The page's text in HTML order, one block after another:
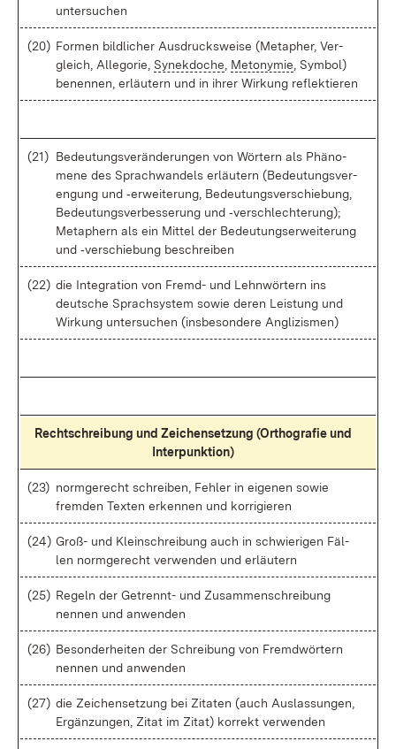
un­ter­su­chen
(20) For­men bild­li­cher Aus­drucks­wei­se (Me­ta­pher, Ver­
gleich, Al­le­go­rie, Sy­n­ek­do­che Me­t­ony­mie , Sym­bol)
be­nen­nen, er­läu­tern und in ih­rer Wir­kung re­flek­tie­ren
(21) Be­deu­tungs­ver­än­de­run­gen von Wör­tern als Phä­no­
me­ne des Sprach­wan­dels er­läu­tern (Be­deu­tungs­ver­
en­gung und ‑er­wei­te­rung, Be­deu­tungs­ver­schie­bung,
Be­deu­tungs­ver­bes­se­rung und ‑ver­schlech­te­rung);
Me­ta­phern als ein Mit­tel der Be­deu­tungs­er­wei­te­rung
und ‑ver­schie­bung be­schrei­ben
(22) die In­te­gra­ti­on von Fremd- und Lehn­wör­tern ins
deut­sche Sprach­sys­tem so­wie de­ren Leis­tung und
Wir­kung un­ter­su­chen (ins­be­son­de­re An­gli­zis­men)
Recht­schrei­bung und Zei­chen­set­zung (Or­tho­gra­fie und
In­ter­punk­ti­on)
(23) norm­ge­recht schrei­ben, Feh­ler in ei­ge­nen so­wie
frem­den Tex­ten er­ken­nen und kor­ri­gie­ren
(24) Groß- und Klein­schrei­bung auch in schwie­ri­gen Fäl­
len norm­ge­recht ver­wen­den und er­läu­tern
(25) Re­geln der Ge­trennt- und Zu­sam­men­schrei­bung
nen­nen und an­wen­den
(26) Be­son­der­hei­ten der Schrei­bung von Fremd­wör­tern
nen­nen und an­wen­den
(27) die Zei­chen­set­zung bei Zi­ta­ten (auch Aus­las­sun­gen,
Er­gän­zun­gen, Zi­tat im Zi­tat) kor­rekt ver­wen­den